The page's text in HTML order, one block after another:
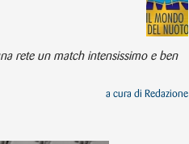
rete un match intensissimo e ben
a cura di Redazione